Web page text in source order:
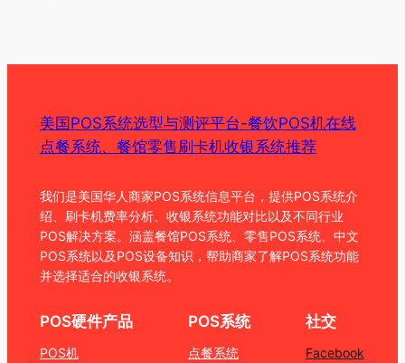
美国POS系统选型与测评平台-餐饮POS机在线
点餐系统、餐馆零售刷卡机收银系统推荐
我们是美国华人商家POS系统信息平台，提供POS系统介
绍、刷卡机费率分析、收银系统功能对比以及不同行业
POS解决方案。涵盖餐馆POS系统、零售POS系统、中文
POS系统以及POS设备知识，帮助商家了解POS系统功能
并选择适合的收银系统。
POS硬件产品
POS机
POS系统
点餐系统
社交
Facebook